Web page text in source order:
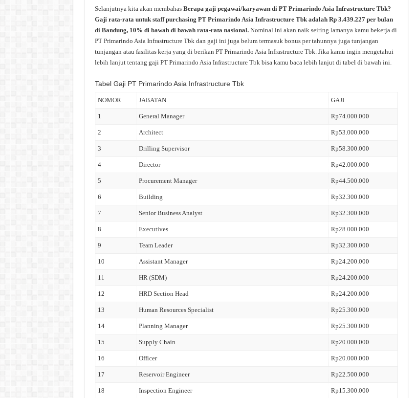
Selanjutnya kita akan membahas Berapa gaji pegawai/karyawan di PT Primarindo Asia Infrastructure Tbk?
Gaji rata-rata untuk staff purchasing PT Primarindo Asia Infrastructure Tbk adalah Rp 3.439.227 per bulan
di Bandung, 10% di bawah di bawah rata-rata nasional. Nominal ini akan naik seiring lamanya kamu bekerja di
PT Primarindo Asia Infrastructure Tbk dan gaji ini juga belum termasuk bonus per tahunnya juga tunjangan
tunjangan atau fasilitas kerja yang di berikan PT Primarindo Asia Infrastructure Tbk. Jika kamu ingin mengetahui
lebih lanjut tentang gaji PT Primarindo Asia Infrastructure Tbk bisa kamu baca lebih lanjut di tabel di bawah ini.
Tabel Gaji PT Primarindo Asia Infrastructure Tbk
NOMOR JABATAN GAJI
1 General Manager Rp74.000.000
2 Architect Rp53.000.000
3 Drilling Supervisor Rp58.300.000
4 Director Rp42.000.000
5 Procurement Manager Rp44.500.000
6 Building Rp32.300.000
7 Senior Business Analyst Rp32.300.000
8 Executives Rp28.000.000
9 Team Leader Rp32.300.000
10 Assistant Manager Rp24.200.000
11 HR (SDM) Rp24.200.000
12 HRD Section Head Rp24.200.000
13 Human Resources Specialist Rp25.300.000
14 Planning Manager Rp25.300.000
15 Supply Chain Rp20.000.000
16 Officer Rp20.000.000
17 Reservoir Engineer Rp22.500.000
18 Inspection Engineer Rp15.300.000